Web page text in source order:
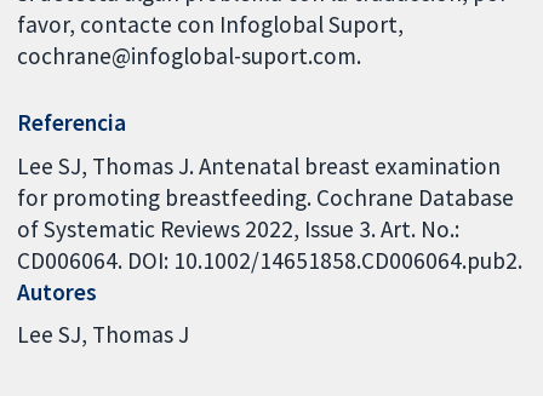
favor, contacte con Infoglobal Suport,
cochrane@infoglobal-suport.com.
Referencia
Lee SJ, Thomas J. Antenatal breast examination
for promoting breastfeeding. Cochrane Database
of Systematic Reviews 2022, Issue 3. Art. No.:
CD006064. DOI: 10.1002/14651858.CD006064.pub2.
Autores
Lee SJ Thomas J